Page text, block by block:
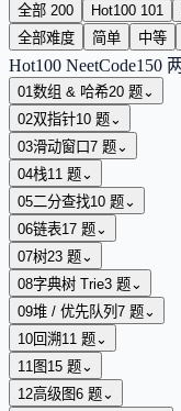
全部 200 Hot100 101
全部难度
简单 中等
Hot100 NeetCode150
01 数组 & 哈希20 题 ⌄
02双指针10 题 ⌄
03滑动窗口7 题 ⌄
04栈11 题 ⌄
05二分查找10 题 ⌄
06链表17 题 ⌄
07树23 题 ⌄
08字典树 Trie3 题 ⌄
09堆 / 优先队列 7 题 ⌄
10 回溯11 题 ⌄
11 图 15 题 ⌄
12高级图6 题 ⌄